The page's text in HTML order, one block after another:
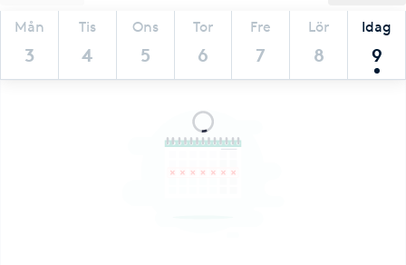
Mån
3
Tis
4
Ons
5
Tor
6
Fre
7
Lör
8
Idag
9